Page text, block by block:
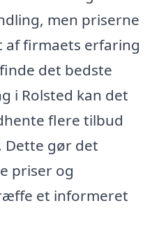
men priserne
firmaets erfaring
det bedste
i Rolsted kan det
flere tilbud
Dette gør det
priser og
et informeret